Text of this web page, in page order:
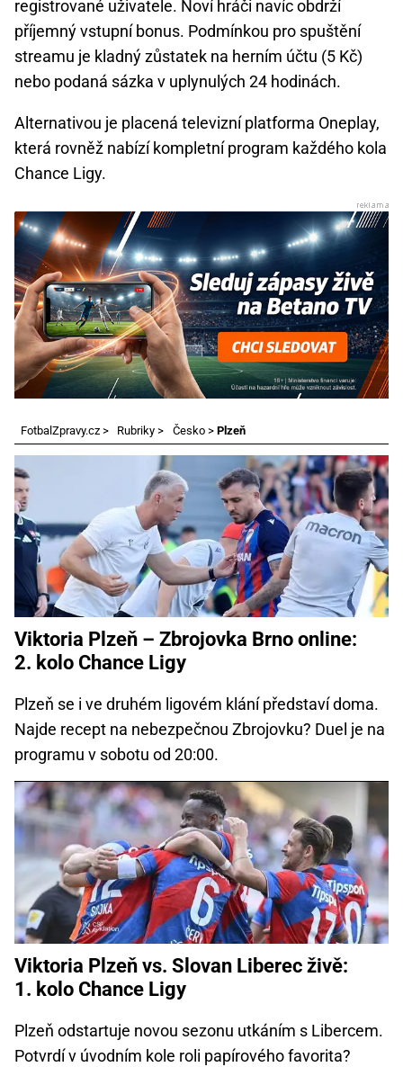
registrované uživatele. Noví hráči navíc obdrží
příjemný vstupní bonus. Podmínkou pro spuštění
streamu je kladný zůstatek na herním účtu (5 Kč)
nebo podaná sázka v uplynulých 24 hodinách.
Alternativou je placená televizní platforma Oneplay,
která rovněž nabízí kompletní program každého kola
Chance Ligy.
FotbalZpravy.cz > Rubriky > Česko > Plzeň
Viktoria Plzeň – Zbrojovka Brno online:
2. kolo Chance Ligy
Plzeň se i ve druhém ligovém klání představí doma.
Najde recept na nebezpečnou Zbrojovku? Duel je na
programu v sobotu od 20:00.
Viktoria Plzeň vs. Slovan Liberec živě:
1. kolo Chance Ligy
Plzeň odstartuje novou sezonu utkáním s Libercem.
Potvrdí v úvodním kole roli papírového favorita?